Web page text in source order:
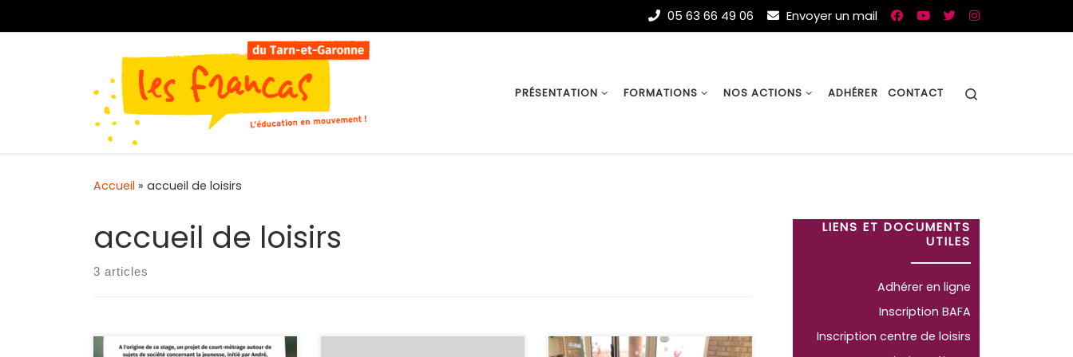
05 63 66 49 06 Envoyer un mail
PRÉSENTATION FORMATIONS NOS ACTIONS ADHÉRER CONTACT
Accueil » accueil de loisirs
accueil de loisirs
3 articles
LIENS ET DOCUMENTS
UTILES
Adhérer en ligne
Inscription BAFA
Inscription centre de loisirs